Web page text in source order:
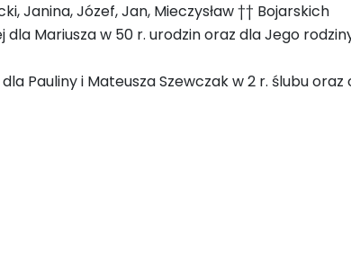
Janina, Józef, Jan, Mieczysław †† Bojarskich
dla Mariusza w 50 r. urodzin oraz dla Jego
Pauliny i Mateusza Szewczak w 2 r. ślubu oraz